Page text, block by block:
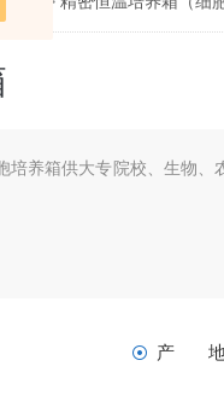
培养箱供大专院校、生物
产 地